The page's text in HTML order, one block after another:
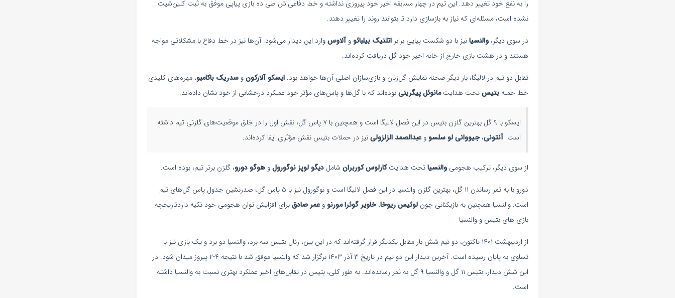
را به نفع خود تغییر دهد. این تیم در چهار مسابقه اخیر خود پیروزی نداشته و خط دفاعی‌اش طی ده بازی پیاپی موفق به ثبت کلین‌شیت
نشده است، مسئله‌ای که نیاز به بازسازی دارد تا بتوانند روند را تغییر دهند.
در سوی دیگر، والنسیانیز با دو شکست پیاپی برابر اتلتیک بیلبائو و آلاوسوارد این دیدار می‌شود. آن‌ها نیز در خط دفاع با مشکلاتی مواجه
هستند و در هشت بازی خارج از خانه اخیر خود گل دریافت کرده‌اند.
تقابل دو تیم در لالیگا، بار دیگر صحنه نمایش گل‌زنان و بازی‌سازان اصلی آن‌ها خواهد بود. ایسکو آلارکونو سدریک باکامبو، مهره‌های کلیدی
خط حمله بتیستحت هدایتمانوئل پیگرینیبوده‌اند که با گل‌ها و پاس‌های مؤثر خود عملکرد درخشانی از خود نشان داده‌اند.
ایسکو با ۹ گل بهترین گلزن بتیس در این فصل لالیگا است و همچنین با ۷ پاس گل، نقش اول را در خلق موقعیت‌های گلزنی تیم داشته
است. آنتونی، جیووانی لو سلسو و عبدالصمد الزلزولینیز در حملات بتیس نقش مؤثری ایفا کرده‌اند.
از سوی دیگر، ترکیب هجومی والنسیاتحت هدایتکارلوس کوربران شامل دیگو لوپز نوگورولو هوگو دورو، گلزن برتر تیم، بوده است.
دورو با به ثمر رساندن ۱۱ گل، بهترین گلزن والنسیا در این فصل لالیگا است و نوگورول نیز با ۵ پاس گل، صدرنشین جدول پاس گل‌های تیم
است. والنسیا همچنین به بازیکنانی چون لوئیس ریوخا، خاویر گوئرا مورنو و عمر صادقبرای افزایش توان هجومی خود تکیه داردتاریخچه
بازی های بتیس و والنسیا
از اردیبهشت ۱۴۰۱ تاکنون، دو تیم شش بار مقابل یکدیگر قرار گرفته‌اند که در این بین، رئال بتیس سه برد، والنسیا دو برد و یک بازی نیز با
تساوی به پایان رسیده است. آخرین دیدار این دو تیم در تاریخ ۳ آذر ۱۴۰۳ برگزار شد که والنسیا موفق شد با نتیجه ۴-۲ پیروز میدان شود. در
این شش دیدار، بتیس ۱۱ گل و والنسیا ۹ گل به ثمر رسانده‌اند. به طور کلی، بتیس در تقابل‌های اخیر عملکرد بهتری نسبت به والنسیا داشته
است.